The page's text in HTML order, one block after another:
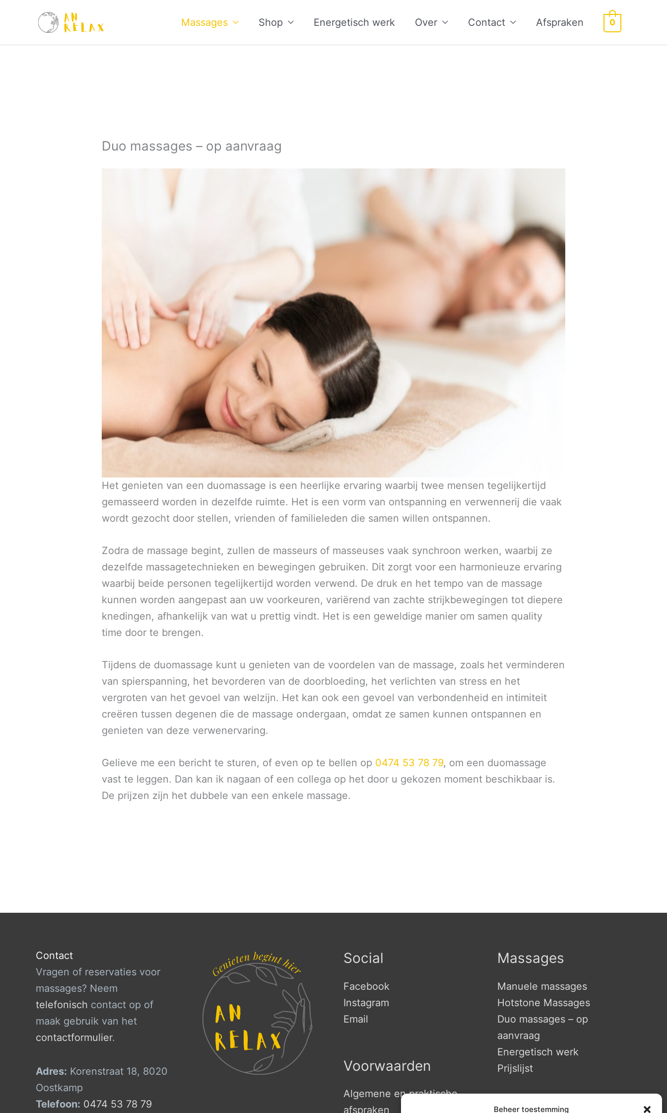
Beheer toestemming
Massages Shop Energetisch werk Over Contact Afspraken 0
Duo massages – op aanvraag
Het genieten van een duomassage is een heerlijke ervaring waarbij twee mensen tegelijkertijd
gemasseerd worden in dezelfde ruimte. Het is een vorm van ontspanning en verwennerij die vaak
wordt gezocht door stellen, vrienden of familieleden die samen willen ontspannen.
Zodra de massage begint, zullen de masseurs of masseuses vaak synchroon werken, waarbij ze
dezelfde massagetechnieken en bewegingen gebruiken. Dit zorgt voor een harmonieuze ervaring
waarbij beide personen tegelijkertijd worden verwend. De druk en het tempo van de massage
kunnen worden aangepast aan uw voorkeuren, variërend van zachte strijkbewegingen tot diepere
knedingen, afhankelijk van wat u prettig vindt. Het is een geweldige manier om samen quality
time door te brengen.
Tijdens de duomassage kunt u genieten van de voordelen van de massage, zoals het verminderen
van spierspanning, het bevorderen van de doorbloeding, het verlichten van stress en het
vergroten van het gevoel van welzijn. Het kan ook een gevoel van verbondenheid en intimiteit
creëren tussen degenen die de massage ondergaan, omdat ze samen kunnen ontspannen en
genieten van deze verwenervaring.
Gelieve me een bericht te sturen, of even op te bellen op 0474 53 78 79, om een duomassage
vast te leggen. Dan kan ik nagaan of een collega op het door u gekozen moment beschikbaar is.
De prijzen zijn het dubbele van een enkele massage.
Contact
Vragen of reservaties voor
massages? Neem
telefonisch contact op of
maak gebruik van het
contactformulier.
Adres: Korenstraat 18, 8020
Oostkamp
Telefoon: 0474 53 78 79
Social
Facebook
Instagram
Email
Voorwaarden
Algemene en praktische
afspraken
Massages
Manuele massages
Hotstone Massages
Duo massages – op
aanvraag
Energetisch werk
Prijslijst